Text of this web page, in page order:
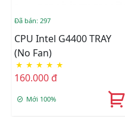
Đã bán: 297
CPU Intel G4400 TRAY
(No Fan)
★ ★ ★ ★ ★
160.000 đ
Mới 100%